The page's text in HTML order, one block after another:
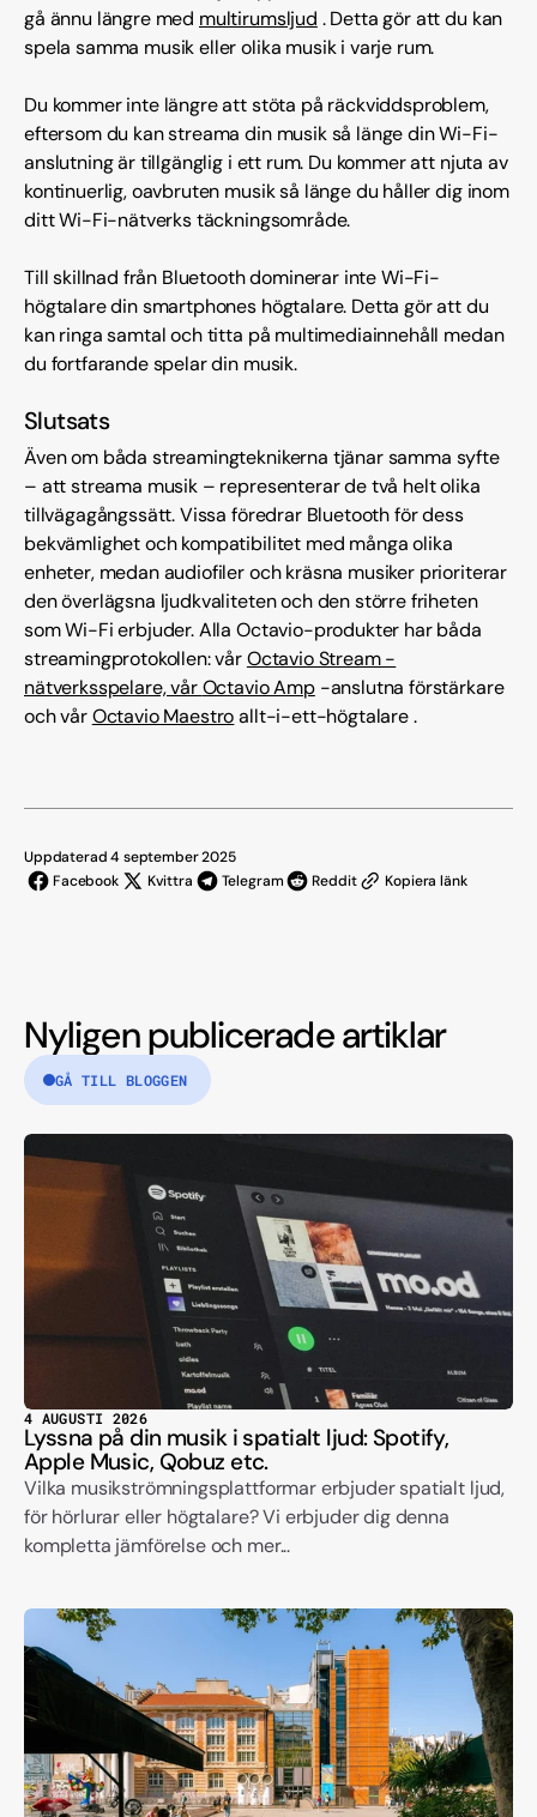
gå ännu längre med multirumsljud . Detta gör att du kan
spela samma musik eller olika musik i varje rum.
Du kommer inte längre att stöta på räckviddsproblem,
eftersom du kan streama din musik så länge din Wi-Fi-
anslutning är tillgänglig i ett rum. Du kommer att njuta av
kontinuerlig, oavbruten musik så länge du håller dig inom
ditt Wi-Fi-nätverks täckningsområde.
Till skillnad från Bluetooth dominerar inte Wi-Fi-
högtalare din smartphones högtalare. Detta gör att du
kan ringa samtal och titta på multimediainnehåll medan
du fortfarande spelar din musik.
Slutsats
Även om båda streamingteknikerna tjänar samma syfte
– att streama musik – representerar de två helt olika
tillvägagångssätt. Vissa föredrar Bluetooth för dess
bekvämlighet och kompatibilitet med många olika
enheter, medan audiofiler och kräsna musiker prioriterar
den överlägsna ljudkvaliteten och den större friheten
som Wi-Fi erbjuder. Alla Octavio-produkter har båda
streamingprotokollen: vårOctavio Stream -
nätverksspelare, vårOctavio Amp-anslutna förstärkare
och vårOctavio Maestroallt-i-ett-högtalare .
Uppdaterad 4 september 2025
Facebook
Kvittra Telegram Reddit Kopiera länk
Nyligen publicerade artiklar
GÅ TILL BLOGGEN
4 AUGUSTI 2026
Lyssna på din musik i spatialt ljud: Spotify,
Apple Music, Qobuz etc.
Vilka musikströmningsplattformar erbjuder spatialt ljud,
för hörlurar eller högtalare? Vi erbjuder dig denna
kompletta jämförelse och mer...